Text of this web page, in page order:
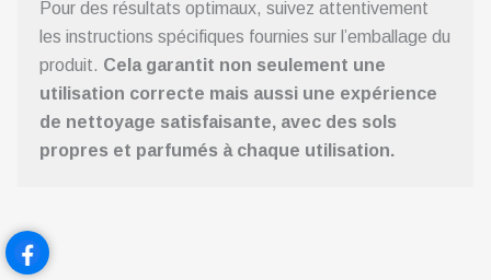
Pour des résultats optimaux, suivez attentivement
les instructions spécifiques fournies sur l’emballage du
produit. Cela garantit non seulement une
utilisation correcte mais aussi une expérience
de nettoyage satisfaisante, avec des sols
propres et parfumés à chaque utilisation.